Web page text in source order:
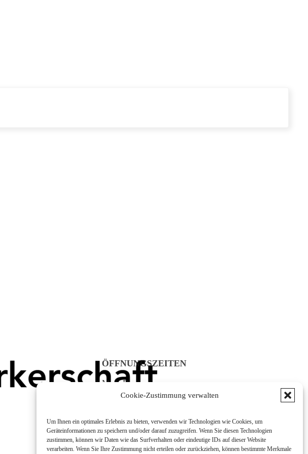
Cookie-Zustimmung verwalten
Um Ihnen ein optimales Erlebnis zu bieten, verwenden wir Technologien wie Cookies, um
Geräteinformationen zu speichern und/oder darauf zuzugreifen. Wenn Sie diesen Technologien
zustimmen, können wir Daten wie das Surfverhalten oder eindeutige IDs auf dieser Website
verarbeiten. Wenn Sie Ihre Zustimmung nicht erteilen oder zurückziehen, können bestimmte Merkmale
ÖFFNUNGSZEITEN
Mo - Do:
08:00 - 12:00 Uhr
Fr:
8:00 - 12:00 Uhr